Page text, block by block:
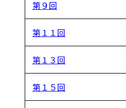
第９回
第１１回
第１３回
第１５回